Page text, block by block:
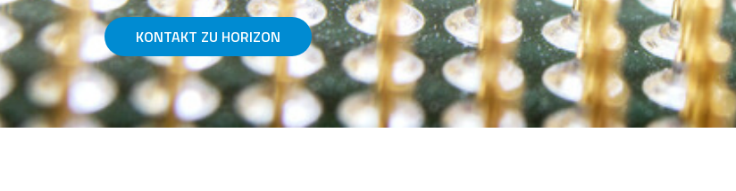
KONTAKT ZU HORIZON